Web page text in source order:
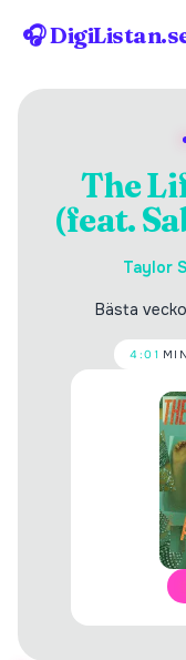
🎧
The
(feat.
Taylor
Bästa
4:01 MIN